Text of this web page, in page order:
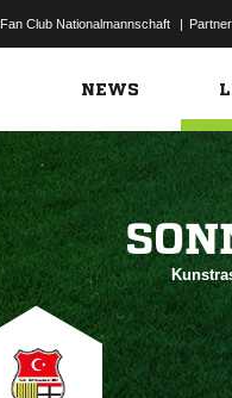
Fan Club Nationalmannschaft | Partner
NEWS